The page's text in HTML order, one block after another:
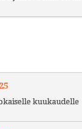
kuukaudelle